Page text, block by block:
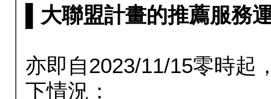
▌大聯盟計畫的推薦服務
亦即自2023/11/15零時起
下情況：